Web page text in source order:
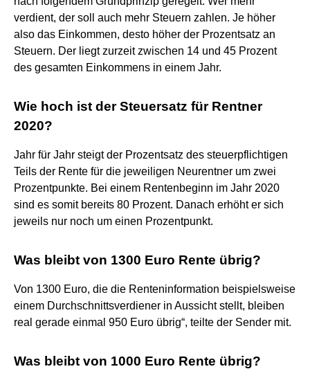
verdient, der soll auch mehr Steuern zahlen. Je höher
also das Einkommen, desto höher der Prozentsatz an
Steuern. Der liegt zurzeit zwischen 14 und 45 Prozent
des gesamten Einkommens in einem Jahr.
Wie hoch ist der Steuersatz für Rentner
2020?
Jahr für Jahr steigt der Prozentsatz des steuerpflichtigen
Teils der Rente für die jeweiligen Neurentner um zwei
Prozentpunkte. Bei einem Rentenbeginn im Jahr 2020
sind es somit bereits 80 Prozent. Danach erhöht er sich
jeweils nur noch um einen Prozentpunkt.
Was bleibt von 1300 Euro Rente übrig?
Von 1300 Euro, die die Renteninformation beispielsweise
einem Durchschnittsverdiener in Aussicht stellt, bleiben
real gerade einmal 950 Euro übrig“, teilte der Sender mit.
Was bleibt von 1000 Euro Rente übrig?